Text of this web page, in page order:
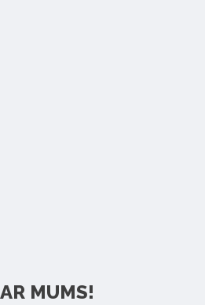
MUMS!